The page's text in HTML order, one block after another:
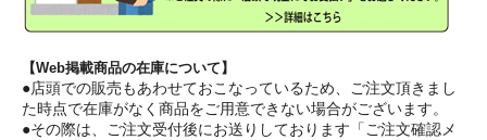
【Web掲載商品の在庫について】
●店頭での販売もあわせておこなっているため、ご注文頂きまし
た時点で在庫がなく商品をご用意できない場合がございます。
●その際は、ご注文受付後にお送りしております「ご注文確認メ